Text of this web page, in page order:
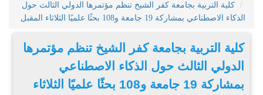
كلية التربية بجامعة كفر الشيخ تنظم مؤتمرها الدولي الثالث حول
الذكاء الاصطناعي بمشاركة 19 جامعة و108 بحثًا علميًا الثلاثاء المقبل
كلية التربية بجامعة كفر الشيخ تنظم مؤتمرها
الدولي الثالث حول الذكاء الاصطناعي
بمشاركة 19 جامعة و108 بحثًا علميًا الثلاثاء